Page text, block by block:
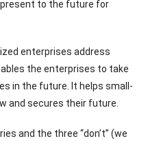
present to the future for
enterprises address
the enterprises to take
in the future
It helps small -
and secures their future
and the three “don’t” (we